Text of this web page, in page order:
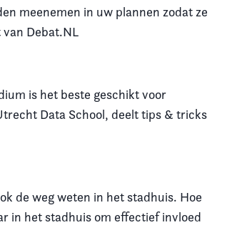
meenemen in uw plannen zodat ze
Debat.NL
is het beste geschikt voor
Data School, deelt tips & tricks
de weg weten in het stadhuis. Hoe
in het stadhuis om effectief invloed